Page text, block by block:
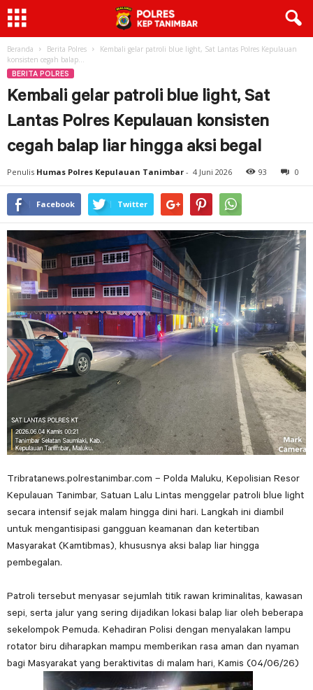
Beranda Berita Polres
Kembali gelar patroli blue light, Sat Lantas Polres Kepulauan
konsisten cegah balap...
BERITA POLRES
Kembali gelar patroli blue light, Sat
Lantas Polres Kepulauan konsisten
cegah balap liar hingga aksi begal
Penulis Humas Polres Kepulauan Tanimbar - 4 Juni 2026 93 0
Facebook Twitter
Tribratanews.polrestanimbar.com – Polda Maluku, Kepolisian Resor
Kepulauan Tanimbar, Satuan Lalu Lintas menggelar patroli blue light
secara intensif sejak malam hingga dini hari. Langkah ini diambil
untuk mengantisipasi gangguan keamanan dan ketertiban
Masyarakat (Kamtibmas), khususnya aksi balap liar hingga
pembegalan.
Patroli tersebut menyasar sejumlah titik rawan kriminalitas, kawasan
sepi, serta jalur yang sering dijadikan lokasi balap liar oleh beberapa
sekelompok Pemuda. Kehadiran Polisi dengan menyalakan lampu
rotator biru diharapkan mampu memberikan rasa aman dan nyaman
bagi Masyarakat yang beraktivitas di malam hari, Kamis (04/06/26)